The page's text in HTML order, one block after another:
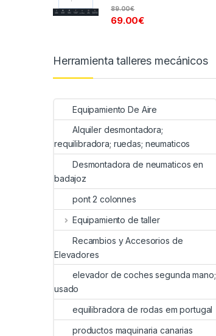
69.00€
89.00€
Herramienta talleres mecánicos
Equipamiento De Aire
Alquiler desmontadora;
requilibradora; ruedas; neumaticos
Desmontadora de neumaticos en
badajoz
pont 2 colonnes
Equipamiento de taller
Recambios y Accesorios de
Elevadores
elevador de coches segunda mano;
usado
equilibradora de rodas em portugal
productos maquinaria canarias